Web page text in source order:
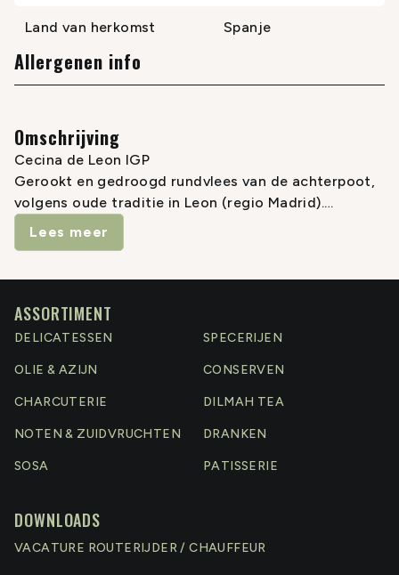
Land van herkomst Spanje
Allergenen info
Omschrijving
Cecina de Leon IGP
Gerookt en gedroogd rundvlees van de achterpoot,
volgens oude traditie in Leon (regio Madrid).
IGP houdt in dat de cecina volgens allerlei regels
Rijping moet minimaal 7 maanden zijn maar kan
Het vlees wordt altijd ontbeend voor de rijping.
onderscheiden:
Cadera: heupstuk of dikke lende
Tapa: kogel of bovenbil
Lees meer
ASSORTIMENT
DELICATESSEN SPECERIJEN
OLIE & AZIJN CONSERVEN
CHARCUTERIE DILMAH TEA
NOTEN & ZUIDVRUCHTEN DRANKEN
SOSA PATISSERIE
DOWNLOADS
VACATURE ROUTERIJDER / CHAUFFEUR